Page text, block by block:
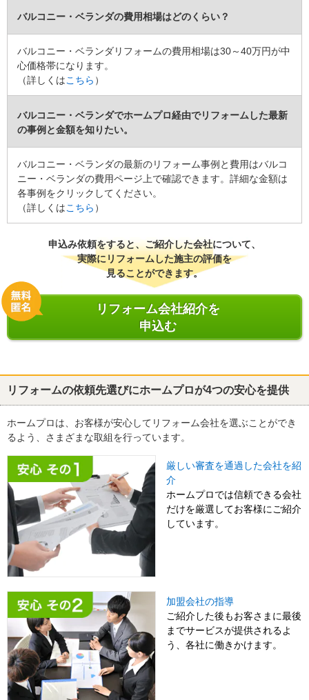
バルコニー・ベランダの費用相場はどのくらい？
バルコニー・ベランダリフォームの費用相場は30～40万円が中
心価格帯になります。
（詳しくはこちら ）
バルコニー・ベランダでホームプロ経由でリフォームした最新
の事例と金額を知りたい。
バルコニー・ベランダの最新のリフォーム事例と費用はバルコ
ニー・ベランダの費用ページ上で確認できます。詳細な金額は
各事例をクリックしてください。
（詳しくはこちら ）
申込み依頼をすると、ご紹介した会社について、
実際にリフォームした施主の評価を
見ることができます。
リフォーム会社紹介を
申込む
リフォームの依頼先選びにホームプロが4つの安心を提供
ホームプロは、お客様が安心してリフォーム会社を選ぶことができ
るよう、さまざまな取組を行っています。
厳しい審査を通過した会社を紹
介
ホームプロでは信頼できる会社
だけを厳選してお客様にご紹介
しています。
加盟会社の指導
ご紹介した後もお客さまに最後
までサービスが提供されるよ
う、各社に働きかけます。